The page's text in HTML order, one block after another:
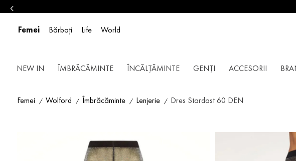
Femei Bărbați Life World
NEW IN ÎMBRĂCĂMINTE ÎNCĂLȚĂMINTE GENȚI ACCESORII
Femei Wolford Îmbrăcăminte Lenjerie Dres Stardast 60 DEN